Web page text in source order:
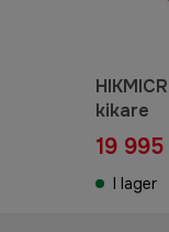
kikare
19
I lager